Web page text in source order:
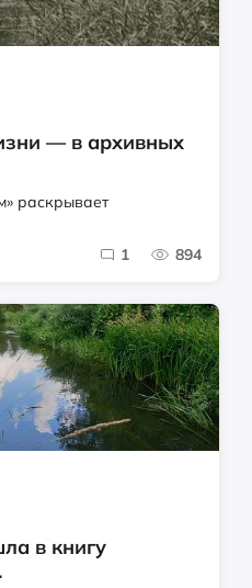
— в архивных
раскрывает
1 894
в книгу